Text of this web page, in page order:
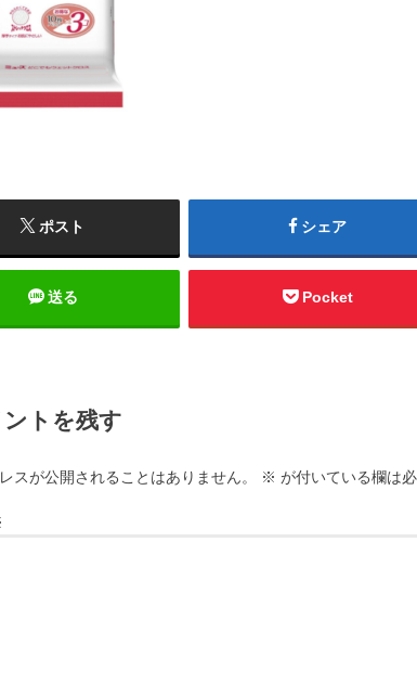
ポスト シェア
送る Pocket
ントを残す
スが公開されることはありません。 ※ が付いている欄は